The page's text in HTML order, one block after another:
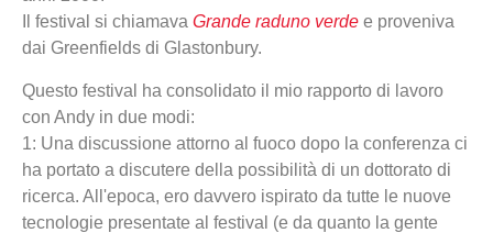
Il festival si chiamava Grande raduno verde e proveniva
dai Greenfields di Glastonbury.
Questo festival ha consolidato il mio rapporto di lavoro
con Andy in due modi:
1: Una discussione attorno al fuoco dopo la conferenza ci
ha portato a discutere della possibilità di un dottorato di
ricerca. All'epoca, ero davvero ispirato da tutte le nuove
tecnologie presentate al festival (e da quanto la gente